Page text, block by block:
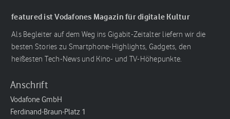
featured ist Vodafones Magazin für digitale Kultur
Als Begleiter auf dem Weg ins Gigabit-Zeitalter liefern wir die
besten Stories zu Smartphone-Highlights, Gadgets, den
heißesten Tech-News und Kino- und TV-Höhepunkte.
Anschrift
Vodafone GmbH
Ferdinand-Braun-Platz 1